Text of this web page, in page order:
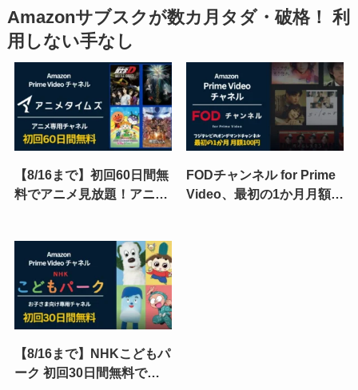
Amazonサブスクが数カ月タダ・破格！ 利
用しない手なし
【8/16まで】初回60日間無
料でアニメ見放題！アニメ
談社・集英社・小学館の人
気アニメ三昧♪
FODチャンネル for Prime
Video、最初の1か月月額
【8/16まで】NHKこどもパ
ーク 初回30日間無料で！